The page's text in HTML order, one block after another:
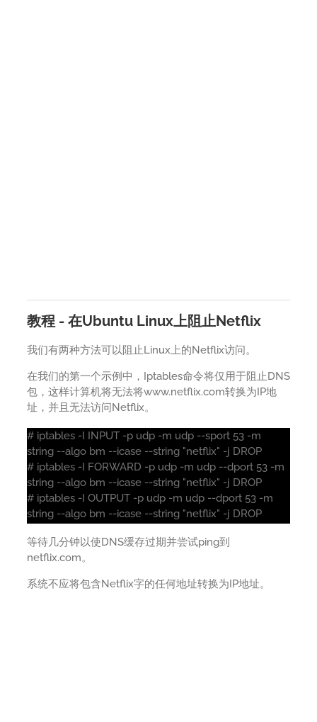
教程 - 在Ubuntu Linux上阻止Netflix
我们有两种方法可以阻止Linux上的Netflix访问。
在我们的第一个示例中，Iptables命令将仅用于阻止DNS
包，这样计算机将无法将www.netflix.com转换为IP地
址，并且无法访问Netflix。
# iptables -I INPUT -p udp -m udp --sport 53 -m
string --algo bm --icase --string "netflix" -j DROP
# iptables -I FORWARD -p udp -m udp --dport 53 -m
string --algo bm --icase --string "netflix" -j DROP
# iptables -I OUTPUT -p udp -m udp --dport 53 -m
string --algo bm --icase --string "netflix" -j DROP
等待几分钟以使DNS缓存过期并尝试ping到
netflix.com。
系统不应将包含Netflix字的任何地址转换为IP地址。